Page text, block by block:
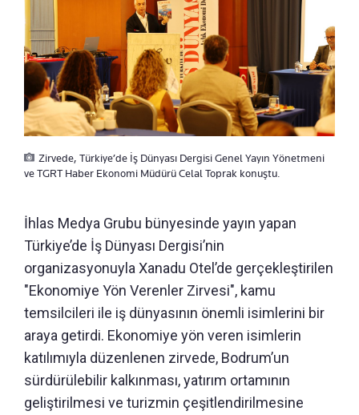
Zirvede, Türkiye’de İş Dünyası Dergisi Genel Yayın Yönetmeni
ve TGRT Haber Ekonomi Müdürü Celal Toprak konuştu.
İhlas Medya Grubu bünyesinde yayın yapan
Türkiye’de İş Dünyası Dergisi’nin
organizasyonuyla Xanadu Otel’de gerçekleştirilen
"Ekonomiye Yön Verenler Zirvesi", kamu
temsilcileri ile iş dünyasının önemli isimlerini bir
araya getirdi. Ekonomiye yön veren isimlerin
katılımıyla düzenlenen zirvede, Bodrum’un
sürdürülebilir kalkınması, yatırım ortamının
geliştirilmesi ve turizmin çeşitlendirilmesine